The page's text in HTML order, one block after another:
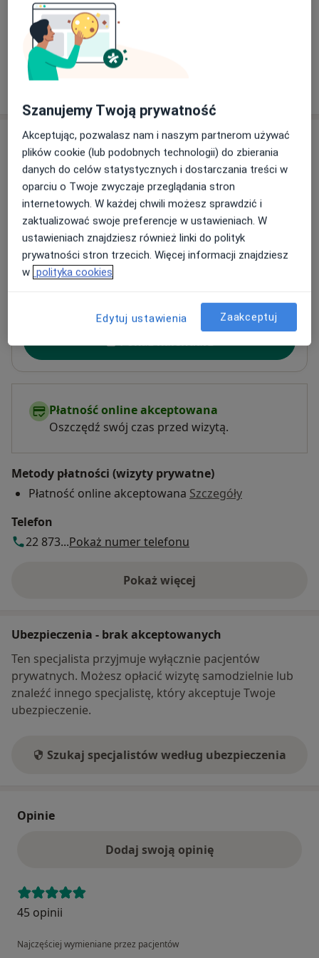
Konsultacja internistyczna
Szczegóły
Adresy (5)
Adres 1 Adres 2 Adres 3 Adres 4 Adres 5
Rheuma Medicus
Pruszkowska 6, Ochota, 02-118Warszawa
Pokaż kalendarz
Płatność online akceptowana
Oszczędź swój czas przed wizytą.
Metody płatności (wizyty prywatne)
Płatność online akceptowana Szczegóły
Telefon
22 873...Pokaż numer telefonu
Pokaż więcej
o adresie
Ubezpieczenia - brak akceptowanych
Ten specjalista przyjmuje wyłącznie pacjentów
prywatnych. Możesz opłacić wizytę samodzielnie lub
znaleźć innego specjalistę, który akceptuje Twoje
ubezpieczenie.
Szukaj specjalistów według ubezpieczenia
Opinie
Dodaj swoją opinię
45 opinii
Najczęściej wymieniane przez pacjentów
Szanujemy Twoją prywatność
Akceptując, pozwalasz nam i naszym partnerom używać
plików cookie (lub podobnych technologii) do zbierania
danych do celów statystycznych i dostarczania treści w
oparciu o Twoje zwyczaje przeglądania stron
internetowych. W każdej chwili możesz sprawdzić i
zaktualizować swoje preferencje w ustawieniach. W
ustawieniach znajdziesz również linki do polityk
prywatności stron trzecich. Więcej informacji znajdziesz
w polityka cookies
Edytuj ustawienia Zaakceptuj